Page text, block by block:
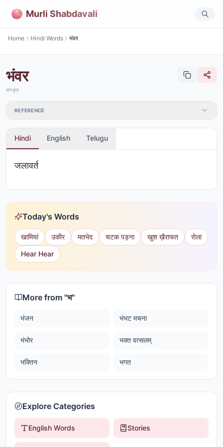
Murli Shabdavali
Home Hindi Words भंवर
भंवर
संस्कृत
REFERENCE
Hindi English Telugu
जलावर्त
Today's Words
खामियां उकीर मतभेद चटक पड़ना खुश ख़ैराफत
रोला
Hear Hear
More from "भ"
भंजन भंभट मचना
भंभोर भक्त वत्सलम्
भक्तिन भगत
Explore Categories
English Words Stories